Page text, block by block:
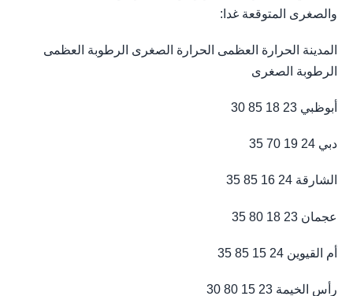
والصغرى المتوقعة غدا:
المدينة الحرارة العظمى الحرارة الصغرى الرطوبة العظمى
الرطوبة الصغرى
أبوظبي 23 18 85 30
دبي 24 19 70 35
الشارقة 24 16 85 35
عجمان 23 18 80 35
أم القيوين 24 15 85 35
رأس الخيمة 23 15 80 30